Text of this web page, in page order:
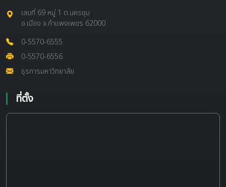
เลขที่ 69 หมู่ 1 ต.นครชุม
อ.เมือง จ.กำแพงเพชร 62000
0-5570-6555
0-5570-6556
ธุรการมหาวิทยาลัย
ที่ตั้ง